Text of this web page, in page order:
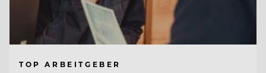
TOP ARBEITGEBER